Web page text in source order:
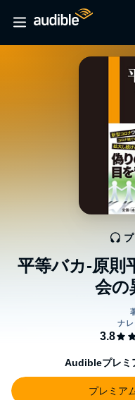
平等バカ-原則
会の
Audibleプレミ
プレミア